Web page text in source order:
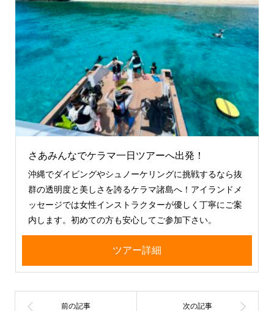
さあみんなでケラマ一日ツアーへ出発！
沖縄でダイビングやシュノーケリングに挑戦するなら抜
群の透明度と美しさを誇るケラマ諸島へ！アイランドメ
ッセージでは女性インストラクターが優しく丁寧にご案
内します。初めての方も安心してご参加下さい。
ツアー詳細